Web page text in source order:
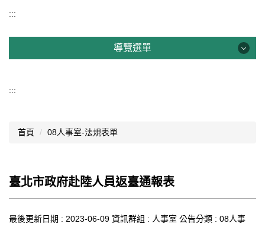
:::
導覽選單
認識西松
文件資料
:::
首頁 08人事室-法規表單
臺北市政府赴陸人員返臺通報表
最後更新日期 : 2023-06-09 資訊群組 : 人事室 公告分類 : 08人事